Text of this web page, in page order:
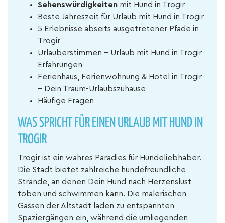
Sehenswürdigkeiten mit Hund in Trogir
Beste Jahreszeit für Urlaub mit Hund in Trogir
5 Erlebnisse abseits ausgetretener Pfade in
Trogir
Urlauberstimmen - Urlaub mit Hund in Trogir
Erfahrungen
Ferienhaus, Ferienwohnung & Hotel in Trogir
– Dein Traum-Urlaubszuhause
Häufige Fragen
WAS SPRICHT FÜR EINEN URLAUB MIT HUND IN
TROGIR
Trogir ist ein wahres Paradies für Hundeliebhaber.
Die Stadt bietet zahlreiche hundefreundliche
Strände, an denen Dein Hund nach Herzenslust
toben und schwimmen kann. Die malerischen
Gassen der Altstadt laden zu entspannten
Spaziergängen ein, während die umliegenden